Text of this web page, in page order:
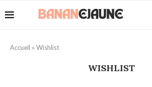
Accueil » Wishlist
WISHLIST